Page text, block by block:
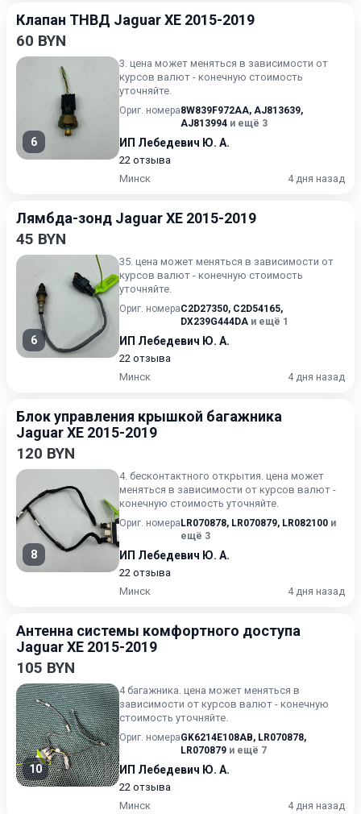
Клапан ТНВД Jaguar XE 2015-2019
60 BYN
6
3. цена может меняться в зависимости от
курсов валют - конечную стоимость
уточняйте.
Ориг. номера8W839F972AA, AJ813639,
AJ813994 и ещё 3
ИП Лебедевич Ю. А.
22 отзыва
Минск
4 дня назад
Лямбда-зонд Jaguar XE 2015-2019
45 BYN
6
35. цена может меняться в зависимости от
курсов валют - конечную стоимость
уточняйте.
Ориг. номераC2D27350, C2D54165,
DX239G444DA и ещё 1
ИП Лебедевич Ю. А.
22 отзыва
Минск
4 дня назад
Блок управления крышкой багажника
Jaguar XE 2015-2019
120 BYN
8
4. бесконтактного открытия. цена может
меняться в зависимости от курсов валют -
конечную стоимость уточняйте.
Ориг. номера LR070878, LR070879, LR082100 и
ещё 3
ИП Лебедевич Ю. А.
22 отзыва
Минск
4 дня назад
Антенна системы комфортного доступа
Jaguar XE 2015-2019
105 BYN
10
4 багажника. цена может меняться в
зависимости от курсов валют - конечную
стоимость уточняйте.
Ориг. номераGK6214E108AB, LR070878,
LR070879 и ещё 7
ИП Лебедевич Ю. А.
22 отзыва
Минск
4 дня назад